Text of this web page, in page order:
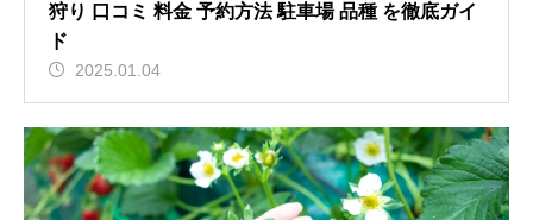
狩り 口コミ 料金 予約方法 駐車場 品種 を徹底ガイ
ド
2025.01.04